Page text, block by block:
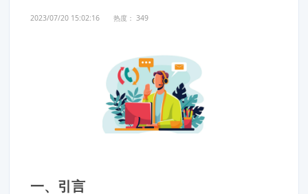
2023/07/20 15:02:16 热度：349
一、引言